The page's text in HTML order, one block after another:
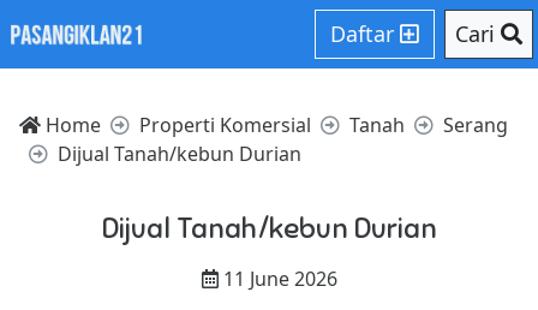
Daftar Cari
Home Properti Komersial Tanah
Serang
Dijual Tanah/kebun Durian
Dijual Tanah/kebun Durian
11 June 2026